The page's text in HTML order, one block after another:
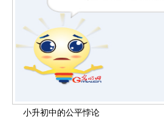
小升初中的公平悖论